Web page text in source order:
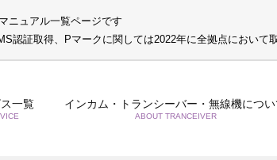
ニュアル一覧ページです
認証取得、Pマークに関しては2022年に全拠点において
一覧 インカム・トランシーバー・無線機につい
ABOUT TRANCEIVER